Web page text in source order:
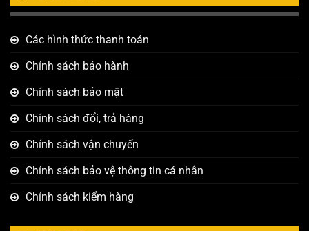
Các hình thức thanh toán
Chính sách bảo hành
Chính sách bảo mật
Chính sách đổi, trả hàng
Chính sách vận chuyển
Chính sách bảo vệ thông tin cá nhân
Chính sách kiểm hàng